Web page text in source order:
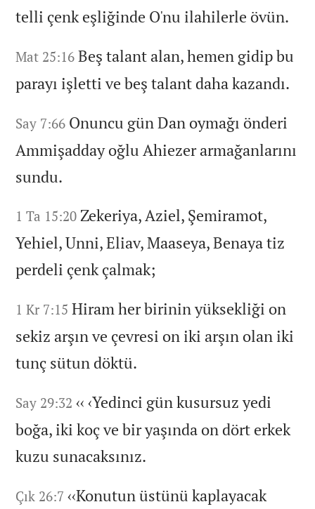
telli çenk eşliğinde O'nu ilahilerle övün.
Mat 25:16 Beş talant alan,hemen gidip bu
parayı işletti ve beş talant daha kazandı.
Say 7:66 Onuncu gün Dan oymağı önderi
Ammişadday oğlu Ahiezer armağanlarını
sundu.
1 Ta 15:20 Zekeriya,Aziel, Şemiramot,
Yehiel,Unni,Eliav,Maaseya,Benaya tiz
perdeli çenk çalmak;
1 Kr 7:15 Hiram her birinin yüksekliği on
sekiz arşın ve çevresi on iki arşın olan iki
tunç sütun döktü.
Say 29:32 ‹‹ ‹Yedinci gün kusursuz yedi
boğa, iki koç ve bir yaşında on dört erkek
kuzu sunacaksınız.
Çık 26:7 ‹‹Konutun üstünü kaplayacak